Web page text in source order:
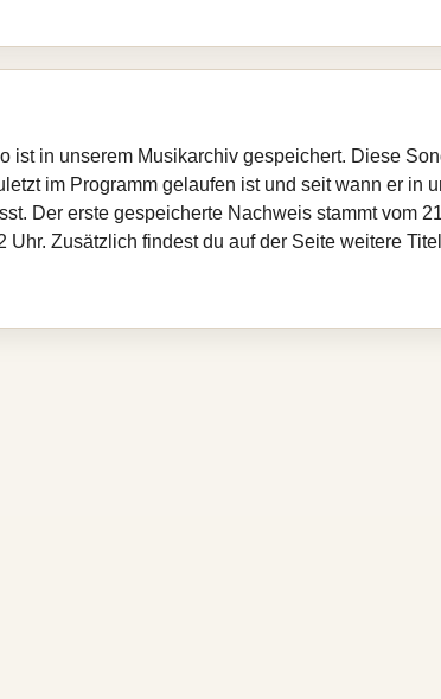
ist in unserem Musikarchiv gespeichert. Diese
im Programm gelaufen ist und seit wann er in
Der erste gespeicherte Nachweis stammt vom
Zusätzlich findest du auf der Seite weitere